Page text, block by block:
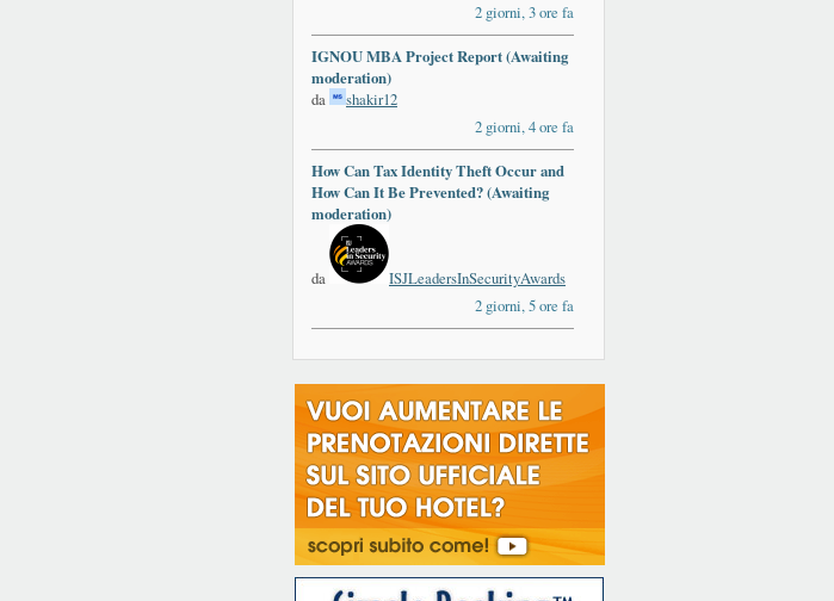
2 giorni, 3 ore fa
IGNOU MBA Project Report (Awaiting
moderation)
da
shakir12
2 giorni, 4 ore fa
How Can Tax Identity Theft Occur and
How Can It Be Prevented? (Awaiting
moderation)
da
ISJLeadersInSecurityAwards
2 giorni, 5 ore fa